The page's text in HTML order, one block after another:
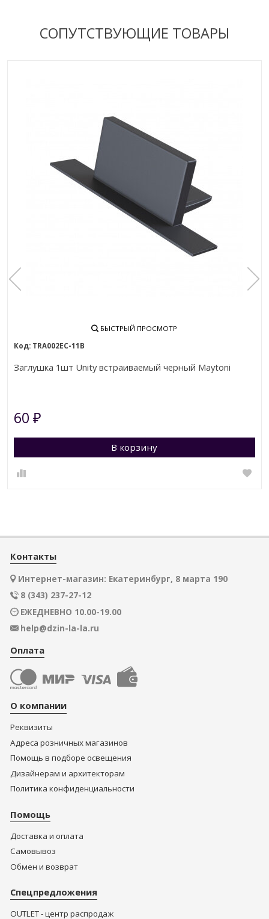
СОПУТСТВУЮЩИЕ ТОВАРЫ
БЫСТРЫЙ ПРОСМОТР
TRA002EC-11B
Заглушка 1шт Unity встраиваемый черный Maytoni
60₽
В корзину
Контакты
Интернет-магазин: Екатеринбург, 8 марта 190
8 (343) 237-27-12
ЕЖЕДНЕВНО 10.00-19.00
help@dzin-la-la.ru
Оплата
О компании
Реквизиты
Адреса розничных магазинов
Помощь в подборе освещения
Дизайнерам и архитекторам
Политика конфиденциальности
Помощь
Доставка и оплата
Самовывоз
Обмен и возврат
Спецпредложения
OUTLET - центр распродаж